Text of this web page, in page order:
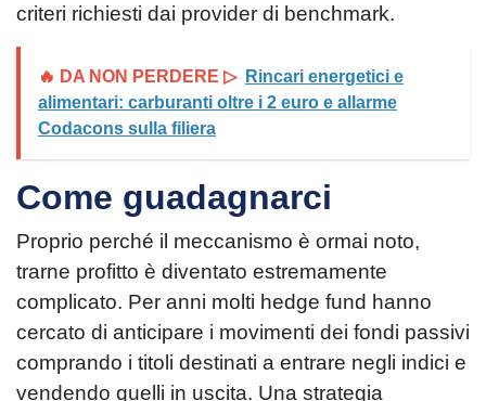
criteri richiesti dai provider di benchmark.
🔥 DA NON PERDERE ▷
Rincari energetici e
alimentari: carburanti oltre i 2 euro e allarme
Codacons sulla filiera
Come guadagnarci
Proprio perché il meccanismo è ormai noto,
trarne profitto è diventato estremamente
complicato. Per anni molti hedge fund hanno
cercato di anticipare i movimenti dei fondi passivi
comprando i titoli destinati a entrare negli indici e
vendendo quelli in uscita. Una strategia